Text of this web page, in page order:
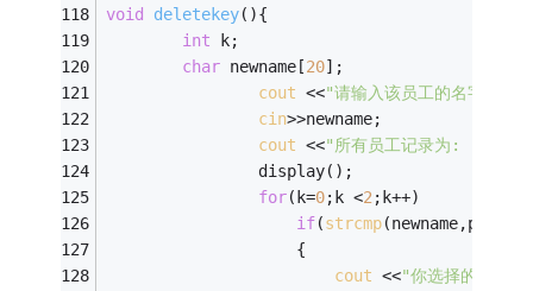
void
deletekey(){
int k;
char newname[20];
cout <<"请输入该员工的名字!"
cin>>newname;
cout <<"所有员工记录为: "
				display();
for(k=0;k <2;k++)
if(strcmp
					{
cout <<"你选择的员工